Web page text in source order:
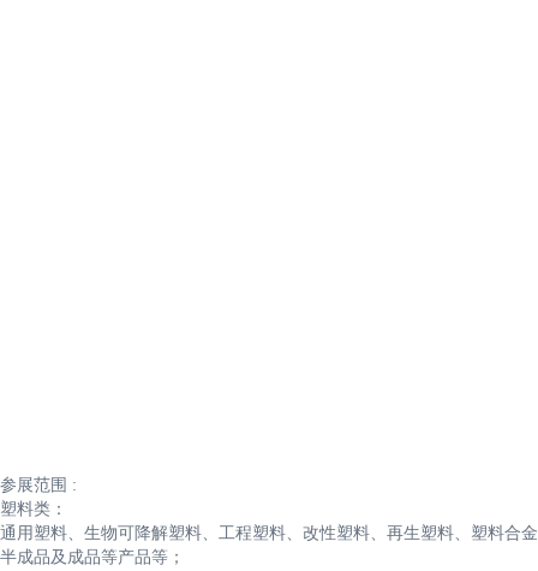
参展范围 :
塑料类：
通用塑料、生物可降解塑料、工程塑料、改性塑料、再生塑料、塑料合
半成品及成品等产品等；